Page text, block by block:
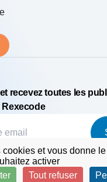
recevez toutes les
Rexecode
FAQ
et vous donne
activer
Tout refuser